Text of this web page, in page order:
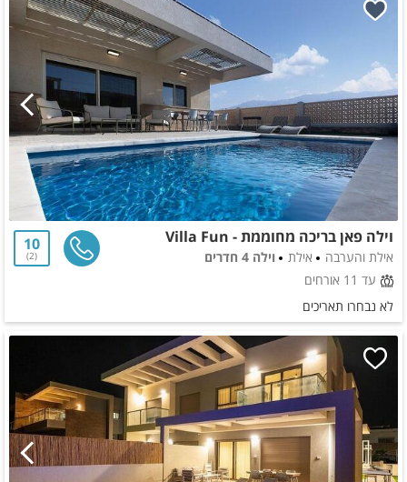
וילה פאן בריכה מחוממת - Villa Fun
אילת והערבה אילת
וילה 4 חדרים
עד 11 אורחים
10
2
לא נבחרו תאריכים